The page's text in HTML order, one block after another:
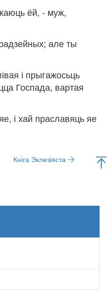
ёй, - муж,
але ты
і прыгажосьць
Госпада, вартая
і хай праславяць яе
Кніга Эклезіяста